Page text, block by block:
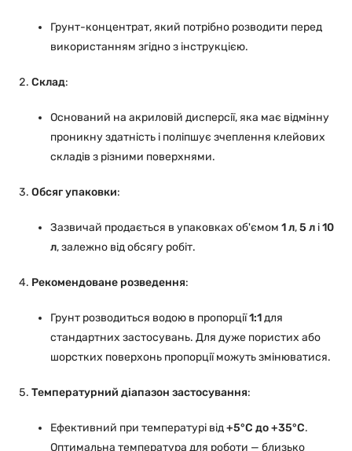
Грунт-концентрат, який потрібно розводити перед
використанням згідно з інструкцією.
Склад:
Оснований на акриловій дисперсії, яка має відмінну
проникну здатність і поліпшує зчеплення клейових
складів з різними поверхнями.
Обсяг упаковки:
Зазвичай продається в упаковках об'ємом 1 л,5 л і10
л, залежно від обсягу робіт.
Рекомендоване розведення:
Грунт розводиться водою в пропорції1:1для
стандартних застосувань. Для дуже пористих або
шорстких поверхонь пропорції можуть змінюватися.
Температурний діапазон застосування:
Ефективний при температурі від+5°C до +35°C.
Оптимальна температура для роботи — близько